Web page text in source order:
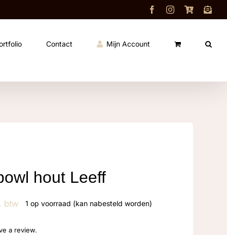
FacebookInstagram
Shop
Contact Mijn Account
hout Leeff
btw 1 op voorraad (kan nabesteld worden)
a review.